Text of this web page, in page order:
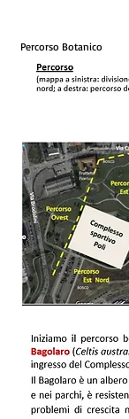
Percorso Botanico